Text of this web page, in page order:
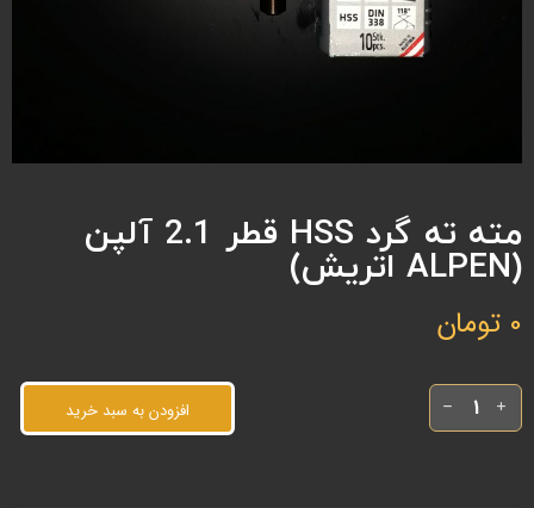
مته ته گرد HSS قطر 2.1 آلپن
(ALPEN اتریش)
0 تومان
افزودن به سبد خرید